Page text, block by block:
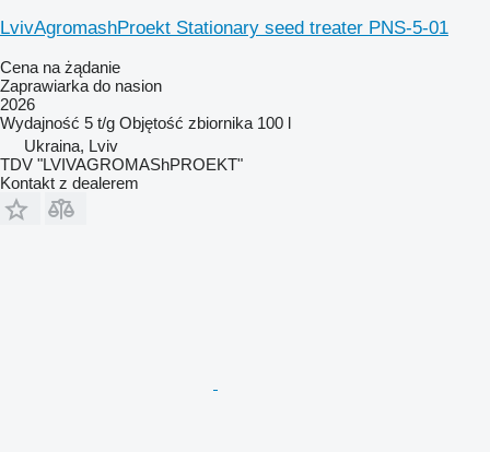
LvivAgromashProekt Stationary seed treater PNS-5-01
Cena na żądanie
Zaprawiarka do nasion
2026
Wydajność 5 t/g Objętość zbiornika 100 l
Ukraina, Lviv
TDV "LVIVAGROMAShPROEKT"
Kontakt z dealerem